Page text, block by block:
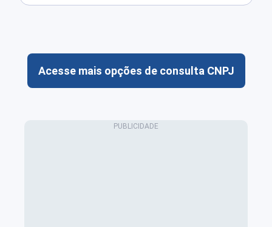
Acesse mais opções de consulta CNPJ